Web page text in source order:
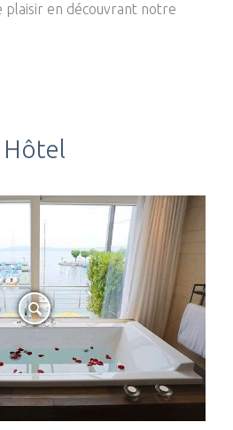
plaisir en découvrant notre
Hôtel